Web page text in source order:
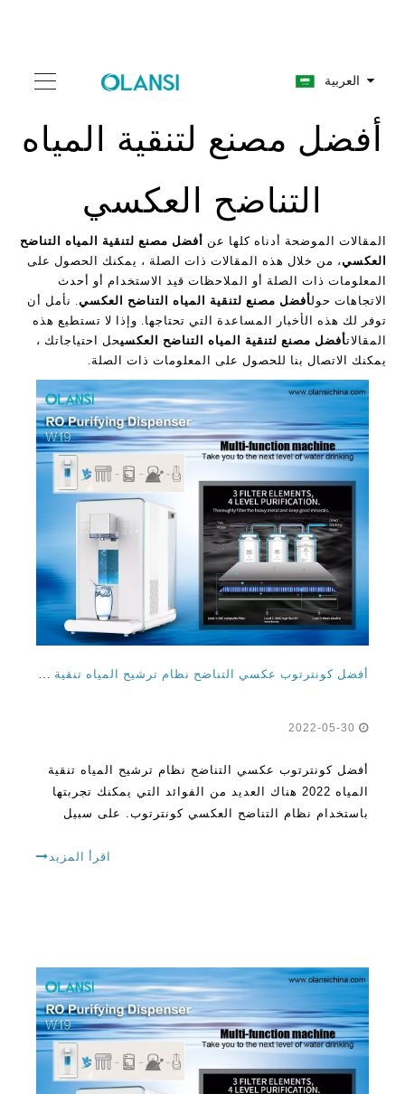
العربية
أفضل مصنع لتنقية المياه
التناضح العكسي
المقالات الموضحة أدناه كلها عن أفضل مصنع لتنقية المياه التناضح
العكسي، من خلال هذه المقالات ذات الصلة ، يمكنك الحصول على
المعلومات ذات الصلة أو الملاحظات قيد الاستخدام أو أحدث
الاتجاهات حولأفضل مصنع لتنقية المياه التناضح العكسي. نأمل أن
توفر لك هذه الأخبار المساعدة التي تحتاجها. وإذا لا تستطيع هذه
المقالاتأفضل مصنع لتنقية المياه التناضح العكسيحل احتياجاتك ،
يمكنك الاتصال بنا للحصول على المعلومات ذات الصلة.
أفضل كونترتوب عكسي التناضح نظام ترشيح المياه تنقية المياه 2022
أفضل كونترتوب عكسي التناضح نظام ترشيح المياه تنقية
المياه 2022 هناك العديد من الفوائد التي يمكنك تجربتها
باستخدام نظام التناضح العكسي كونترتوب. على سبيل
الفلوريد والسيانيد والرصاص والزئبق والكلوريداقرأ المزيد